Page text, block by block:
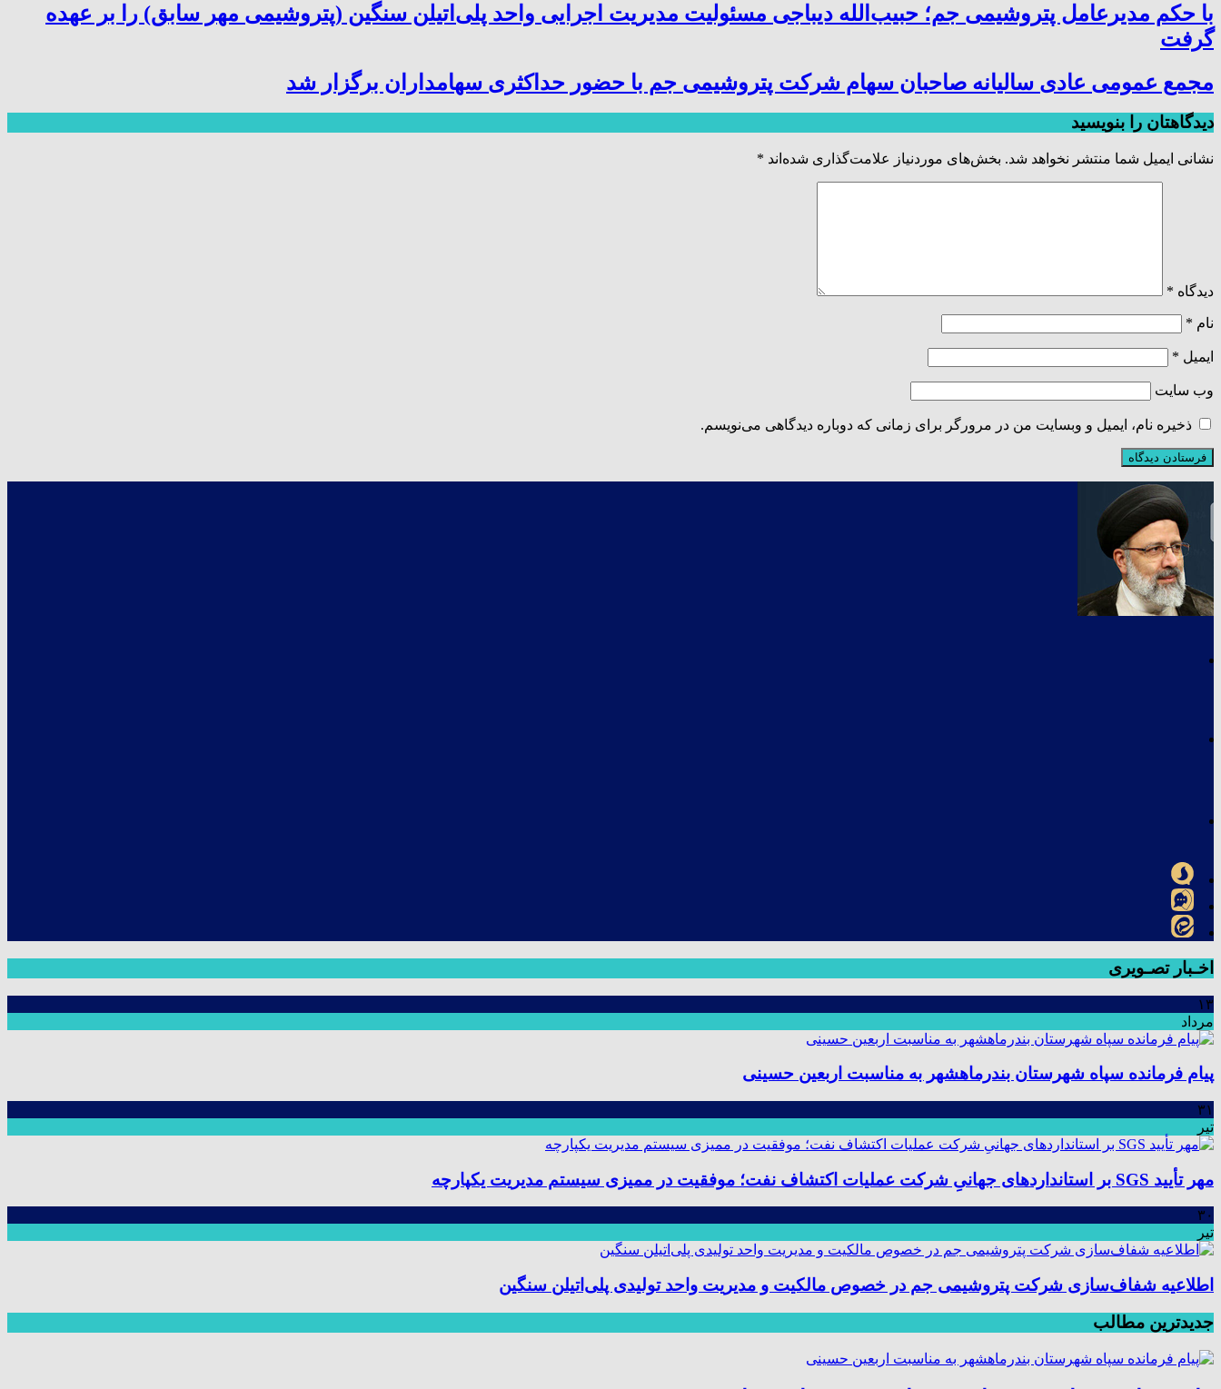
با حکم مدیرعامل پتروشیمی جم؛ حبیب‌الله دیباجی مسئولیت مدیریت اجرایی واحد پلی‌اتیلن سنگین (پتروشیمی مهر سابق) را بر عهده
گرفت
مجمع عمومی عادی سالیانه صاحبان سهام شرکت پتروشیمی جم با حضور حداکثری سهامداران برگزار شد
دیدگاهتان را بنویسید
نشانی ایمیل شما منتشر نخواهد شد. بخش‌های موردنیاز علامت‌گذاری شده‌اند *
دیدگاه *
نام *
ایمیل *
وب‌ سایت
ذخیره نام، ایمیل و وبسایت من در مرورگر برای زمانی که دوباره دیدگاهی می‌نویسم.
اخـبار تصـویری
۱۳
مرداد
پیام فرمانده سپاه شهرستان بندرماهشهر به مناسبت اربعین حسینی
۳۱
تیر
مهر تأیید SGS بر استانداردهای جهانیِ شرکت عملیات اکتشاف نفت؛ موفقیت در ممیزی سیستم مدیریت یکپارچه
۳۰
تیر
اطلاعیه شفاف‌سازی شرکت پتروشیمی جم در خصوص مالکیت و مدیریت واحد تولیدی پلی‌اتیلن سنگین
جدیدترین مطالب